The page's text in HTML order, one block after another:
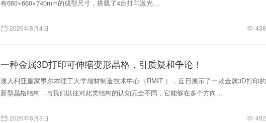
有660×660×740mm的成型尺寸，搭载了4台打印激光…
2026年8月4日 438
一种金属3D打印可伸缩变形晶格，引质疑和争论！
澳大利亚皇家墨尔本理工大学增材制造技术中心（RMIT ），近日展示了一款金属3D打印的
新型晶格结构，与我们以往对此类结构的认知完全不同，它能够在多个方向…
2026年8月3日 492